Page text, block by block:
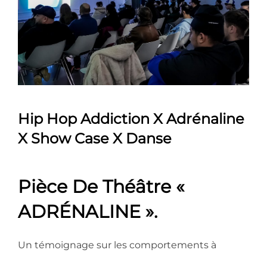
Hip Hop Addiction X Adrénaline
X Show Case X Danse
Pièce De Théâtre «
ADRÉNALINE ».
Un témoignage sur les comportements à